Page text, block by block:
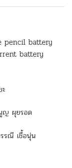
pencil battery
battery
ญ ผุยรอด
รณี เชื้อนุ่น